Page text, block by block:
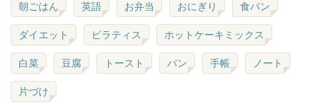
朝ごはん 英語 お弁当 おにぎり 食パン
ダイエット ピラティス ホットケーキミックス
白菜 豆腐 トースト パン 手帳 ノート
片づけ